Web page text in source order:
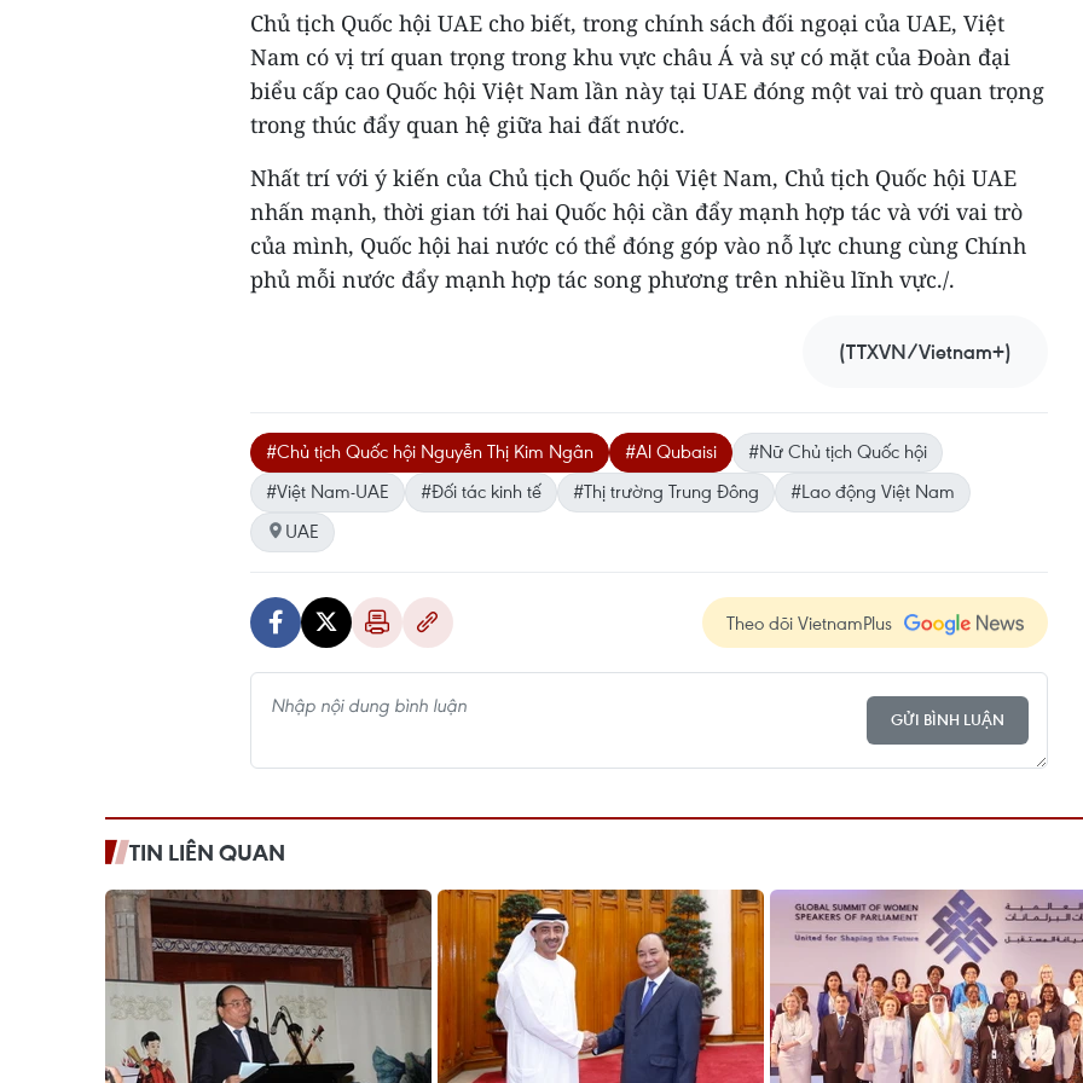
Chủ tịch Quốc hội UAE cho biết, trong chính sách đối ngoại của UAE, Việt
Nam có vị trí quan trọng trong khu vực châu Á và sự có mặt của Đoàn đại
biểu cấp cao Quốc hội Việt Nam lần này tại UAE đóng một vai trò quan trọng
trong thúc đẩy quan hệ giữa hai đất nước.
Nhất trí với ý kiến của Chủ tịch Quốc hội Việt Nam, Chủ tịch Quốc hội UAE
nhấn mạnh, thời gian tới hai Quốc hội cần đẩy mạnh hợp tác và với vai trò
của mình, Quốc hội hai nước có thể đóng góp vào nỗ lực chung cùng Chính
phủ mỗi nước đẩy mạnh hợp tác song phương trên nhiều lĩnh vực./.
(TTXVN/Vietnam+)
#Chủ tịch Quốc hội Nguyễn Thị Kim Ngân #Al Qubaisi
#Nữ Chủ tịch Quốc hội
#Việt Nam-UAE
#Đối tác kinh tế #Thị trường Trung Đông
#Lao động Việt Nam
UAE
Theo dõi VietnamPlus
GỬI BÌNH LUẬN
TIN LIÊN QUAN